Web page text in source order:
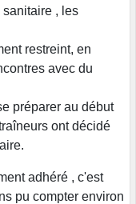
, les
restreint, en
avec du
préparer au début
ont décidé
adhéré , c'est
pu compter environ